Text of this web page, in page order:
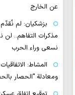
عن الخارج
بزشكيان: لم
مذكرات التفاهم.. لن
نسعى وراء الحرب
المشاط:
ومعادلة "الحصار